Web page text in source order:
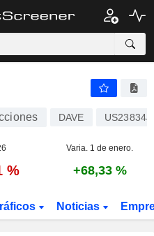
DAVE
Varia. 1 de enero.
% +68,33 %
Noticias